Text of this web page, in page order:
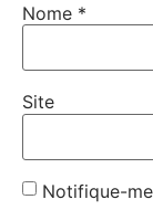
Nome *
Site
Notifique-